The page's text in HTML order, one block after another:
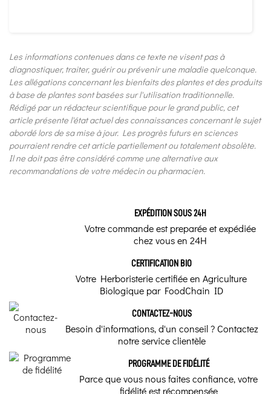
Les informations contenues dans ce texte ne visent pas à
diagnostiquer, traiter, guérir ou prévenir une maladie quelconque.
Les allégations concernant les bienfaits des plantes et des produits
à base de plantes sont basées sur l'utilisation traditionnelle.
Rédigé par un rédacteur scientifique pour le grand public, cet
article présente l'état actuel des connaissances concernant le sujet
abordé lors de sa mise à jour. Les progrès futurs en sciences
pourraient rendre cet article partiellement ou totalement obsolète.
Il ne doit pas être considéré comme une alternative aux
recommandations de votre médecin ou pharmacien.
EXPÉDITION SOUS 24H
Votre commande est preparée et expédiée
chez vous en 24H
CERTIFICATION BIO
Votre Herboristerie certifiée en Agriculture
Biologique par FoodChain ID
CONTACTEZ-NOUS
Besoin d'informations, d'un conseil ? Contactez
notre service clientèle
PROGRAMME DE FIDÉLITÉ
Parce que vous nous faites confiance, votre
fidélité est récompensée